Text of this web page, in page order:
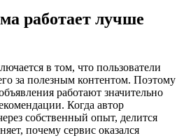
работает лучше
в том, что пользователи
за полезным контентом. Поэтому
работают значительно
Когда автор
собственный опыт, делится
почему сервис оказался